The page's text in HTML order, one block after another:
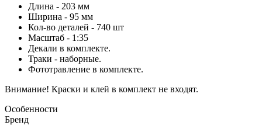
Длина - 203 мм
Ширина - 95 мм
Кол-во деталей - 740 шт
Масштаб - 1:35
Декали в комплекте.
Траки - наборные.
Фототравление в комплекте.
Внимание! Краски и клей в комплект не входят.
Особенности
Бренд